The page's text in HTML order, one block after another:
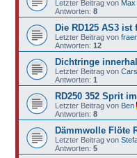
Letzter Beitrag von Max
Antworten: 8
Die RD125 AS3
Letzter Beitrag von
Antworten: 12
Dichtringe
Letzter Beitrag von
Antworten: 1
RD250 352 Sprit
Letzter Beitrag von Ben
Antworten: 8
Dämmwolle Flöte
Letzter Beitrag von
Antworten: 5